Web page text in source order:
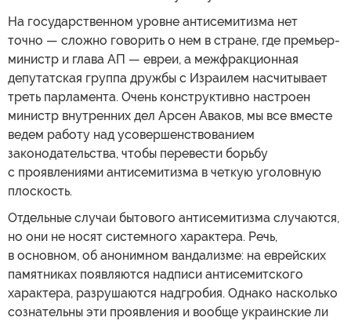
На государственном уровне антисемитизма нет
точно — сложно говорить о нем в стране, где премьер-
министр и глава АП — евреи, а межфракционная
депутатская группа дружбы с Израилем насчитывает
треть парламента. Очень конструктивно настроен
министр внутренних дел Арсен Аваков, мы все вместе
ведем работу над усовершенствованием
законодательства, чтобы перевести борьбу
с проявлениями антисемитизма в четкую уголовную
плоскость.
Отдельные случаи бытового антисемитизма случаются,
но они не носят системного характера. Речь,
в основном, об анонимном вандализме: на еврейских
памятниках появляются надписи антисемитского
характера, разрушаются надгробия. Однако насколько
сознательны эти проявления и вообще украинские ли